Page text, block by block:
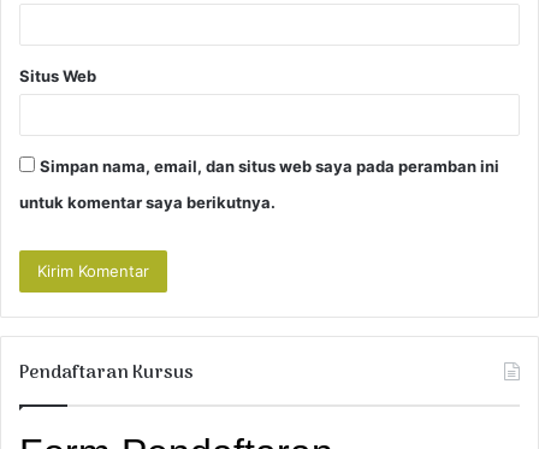
Situs Web
Simpan nama, email, dan situs web saya pada peramban ini
untuk komentar saya berikutnya.
Pendaftaran Kursus